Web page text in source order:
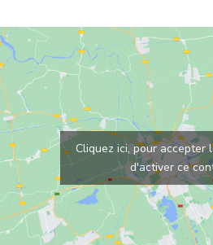
Cliquez ici, pour accepter
d'activer ce